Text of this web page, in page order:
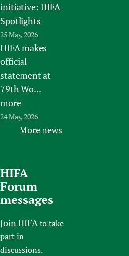
initiative: HIFA
Spotlights
25 May, 2026
HIFA makes
official
statement at
79th Wo...
more
24 May, 2026
More news
HIFA
Forum
messages
Join HIFAto take
part in
discussions.